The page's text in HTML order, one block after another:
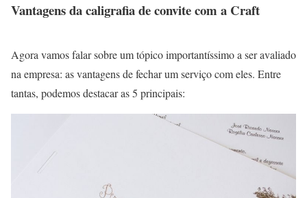
Vantagens da caligrafia de convite com a Craft
Agora vamos falar sobre um tópico importantíssimo a ser avaliado
na empresa: as vantagens de fechar um serviço com eles. Entre
tantas, podemos destacar as 5 principais: